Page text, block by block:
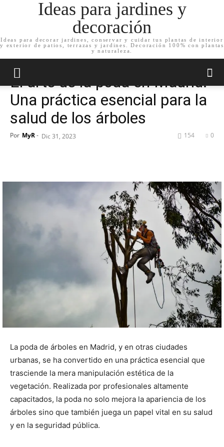
Ideas para jardines y
decoración
Ideas para decorar jardines, conservar y cuidar tus plantas de interior
y exterior de patios, terrazas y jardines. Decoración 100% con plantas
y naturaleza.
Inicio Cuida tu jardín
El arte de la poda en Madrid:
Una práctica esencial para la
salud de los árboles
Por MyR- Dic 31, 2023 0
154
La poda de árboles en Madrid, y en otras ciudades
urbanas, se ha convertido en una práctica esencial que
trasciende la mera manipulación estética de la
vegetación. Realizada por profesionales altamente
capacitados, la poda no solo mejora la apariencia de los
árboles sino que también juega un papel vital en su salud
y en la seguridad pública.